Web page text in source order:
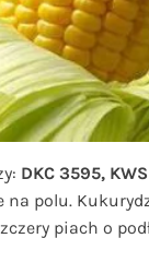
DKC 3595,
polu.
piach o